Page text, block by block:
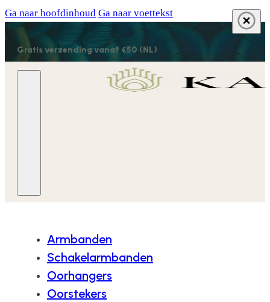
Ga naar hoofdinhoud Ga naar voettekst
Gratis verzending vanaf €50 (NL)
Armbanden
Schakelarmbanden
Oorhangers
Oorstekers